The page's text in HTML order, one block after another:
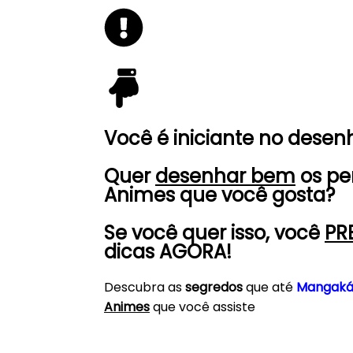
Você é iniciante no
Querdesenhar bem os
Animes que você gosta?
Se você quer isso, você
dicas AGORA!
Descubra assegredosque até
Animesque você assiste